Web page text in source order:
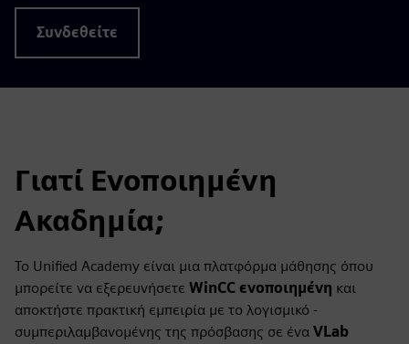
Συνδεθείτε
Γιατί Ενοποιημένη
Ακαδημία;
Το Unified Academy είναι μια πλατφόρμα μάθησης όπου
μπορείτε να εξερευνήσετε WinCC ενοποιημένη και
αποκτήστε πρακτική εμπειρία με το λογισμικό -
συμπεριλαμβανομένης της πρόσβασης σε ένα VLab